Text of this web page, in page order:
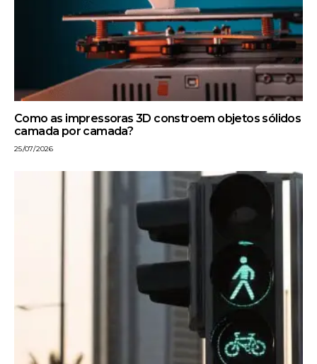
Como as impressoras 3D constroem objetos sólidos
camada por camada?
25/07/2026